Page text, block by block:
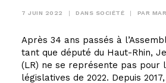
7 JUIN 2022 | DANS SOCIÉTÉ | PAR
Après 34 ans passés à
tant que député du Haut-Rhin,
(LR) ne se représente pas pour
législatives de 2022. Depuis